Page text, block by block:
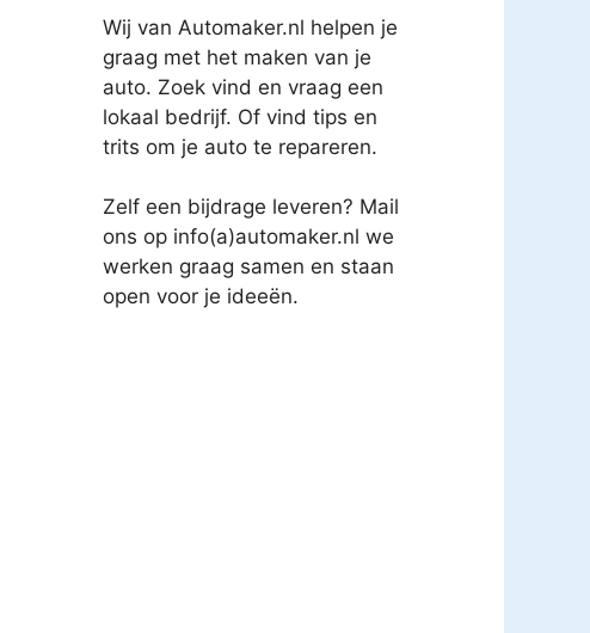
Wij van Automaker.nl helpen je
graag met het maken van je
auto. Zoek vind en vraag een
lokaal bedrijf. Of vind tips en
trits om je auto te repareren.
Zelf een bijdrage leveren? Mail
ons op info(a)automaker.nl we
werken graag samen en staan
open voor je ideeën.